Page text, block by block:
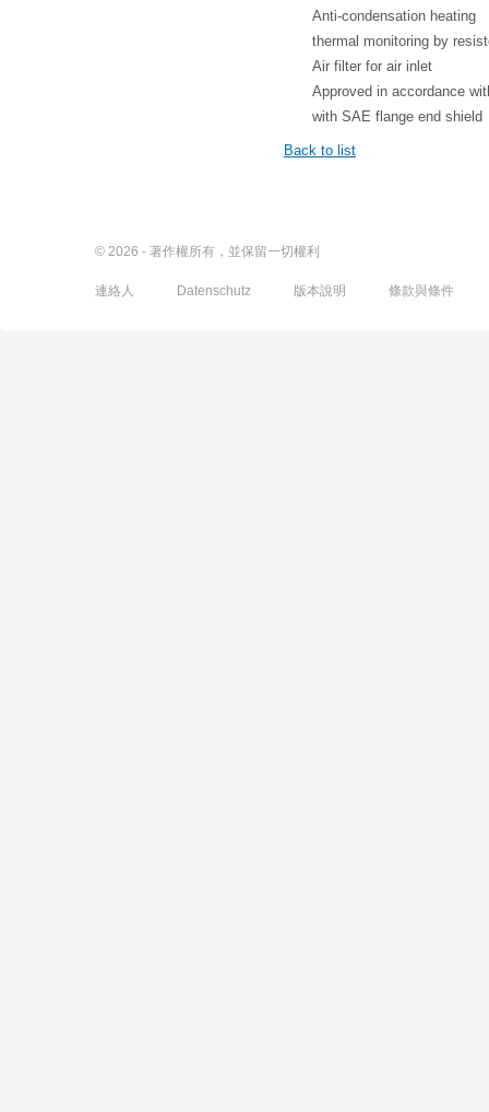
Anti-condensation heating
thermal monitoring by
Air filter for air inlet
Approved in accordance
with SAE flange end shield
Back to list
© 2026 - 著作權所有，並保留一切權利
連絡人 Datenschutz 版本說明 條款與條件